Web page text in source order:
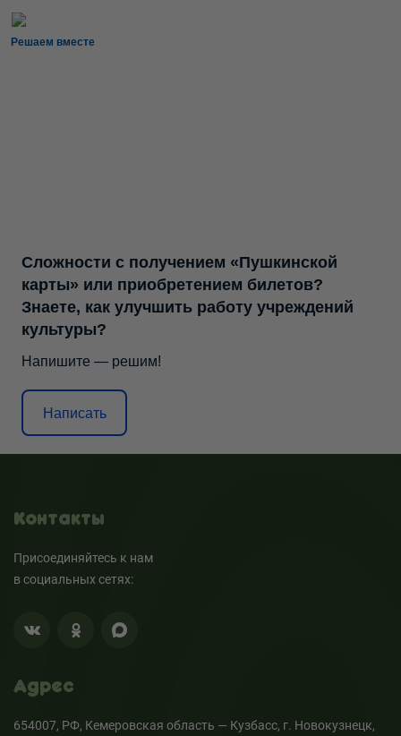
Решаем вместе
Сложности с получением «Пушкинской
карты» или приобретением билетов?
Знаете, как улучшить работу учреждений
культуры?
Напишите — решим!
Написать
Контакты
Присоединяйтесь к нам
в социальных сетях:
Адрес
654007, РФ, Кемеровская область — Кузбасс, г. Новокузнецк,